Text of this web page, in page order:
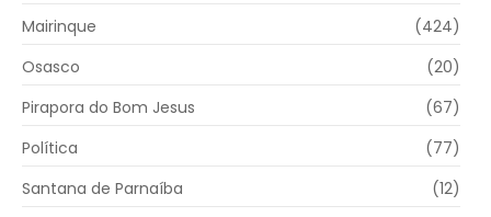
Mairinque
(424)
Osasco
(20)
Pirapora do Bom Jesus
(67)
Política
(77)
Santana de Parnaíba
(12)